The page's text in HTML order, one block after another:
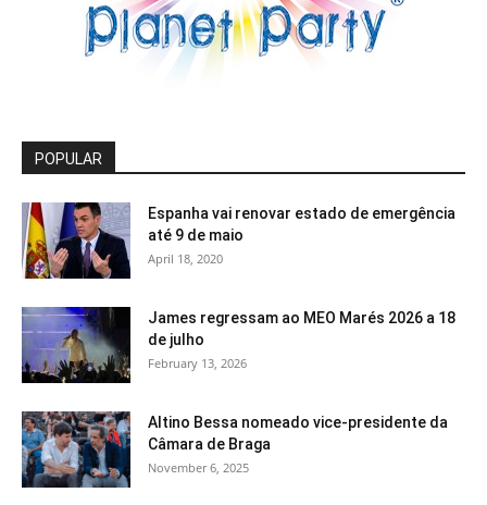
POPULAR
Espanha vai renovar estado de emergência
até 9 de maio
April 18, 2020
James regressam ao MEO Marés 2026 a 18
de julho
February 13, 2026
Altino Bessa nomeado vice-presidente da
Câmara de Braga
November 6, 2025